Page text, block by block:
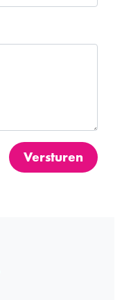
Versturen